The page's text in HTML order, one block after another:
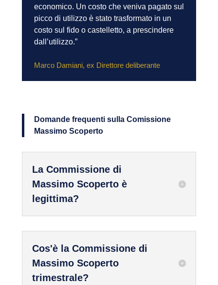
economico. Un costo che veniva pagato sul
picco di utilizzo è stato trasformato in un
costo sul fido o castelletto, a prescindere
dall’utilizzo.”
Marco Damiani, ex Direttore deliberante
Domande frequenti sulla Comissione
Massimo Scoperto
La Commissione di
Massimo Scoperto è
legittima?
Cos'è la Commissione di
Massimo Scoperto
trimestrale?